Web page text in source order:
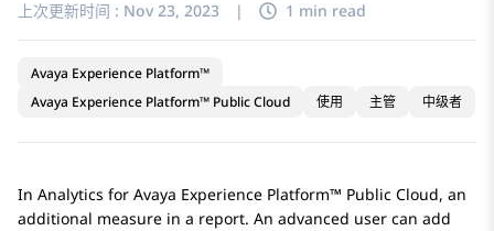
上次更新时间 : Nov 23, 2023 | 1 min read
Avaya Experience Platform™
Avaya Experience Platform™ Public Cloud
使用 主管 中级者
In Analytics for Avaya Experience Platform™ Public Cloud, an
additional measure in a report. An advanced user can add